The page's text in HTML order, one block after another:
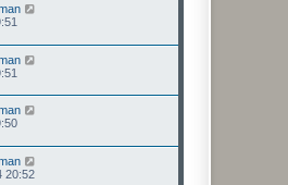
20:52